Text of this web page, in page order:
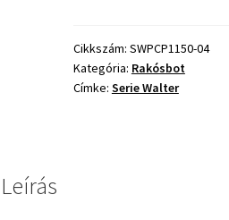
11,5M
4-
es
Cikkszám: SWPCP1150-04
Kategória: Rakósbot
Címke: Serie Walter
Leírás